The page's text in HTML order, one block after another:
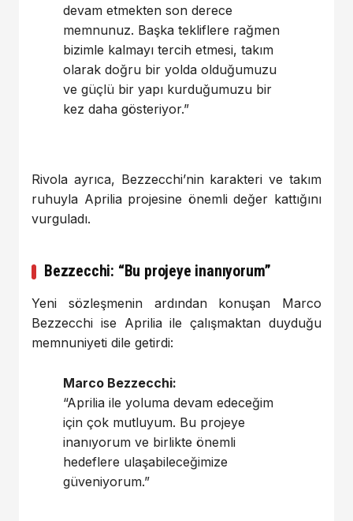
devam etmekten son derece
memnunuz. Başka tekliflere rağmen
bizimle kalmayı tercih etmesi, takım
olarak doğru bir yolda olduğumuzu
ve güçlü bir yapı kurduğumuzu bir
kez daha gösteriyor.”
Rivola ayrıca, Bezzecchi’nin karakteri ve takım
ruhuyla Aprilia projesine önemli değer kattığını
vurguladı.
Bezzecchi: “Bu projeye inanıyorum”
Yeni sözleşmenin ardından konuşan Marco
Bezzecchi ise Aprilia ile çalışmaktan duyduğu
memnuniyeti dile getirdi:
Marco Bezzecchi:
“Aprilia ile yoluma devam edeceğim
için çok mutluyum. Bu projeye
inanıyorum ve birlikte önemli
hedeflere ulaşabileceğimize
güveniyorum.”